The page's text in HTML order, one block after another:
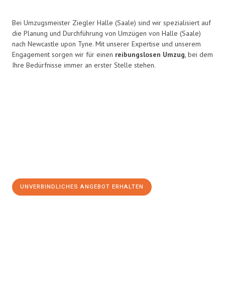
Bei Umzugsmeister Ziegler Halle (Saale) sind wir spezialisiert auf
die Planung und Durchführung von Umzügen von Halle (Saale)
nach Newcastle upon Tyne. Mit unserer Expertise und unserem
Engagement sorgen wir für einen reibungslosen Umzug, bei dem
Ihre Bedürfnisse immer an erster Stelle stehen.
UNVERBINDLICHES ANGEBOT ERHALTEN